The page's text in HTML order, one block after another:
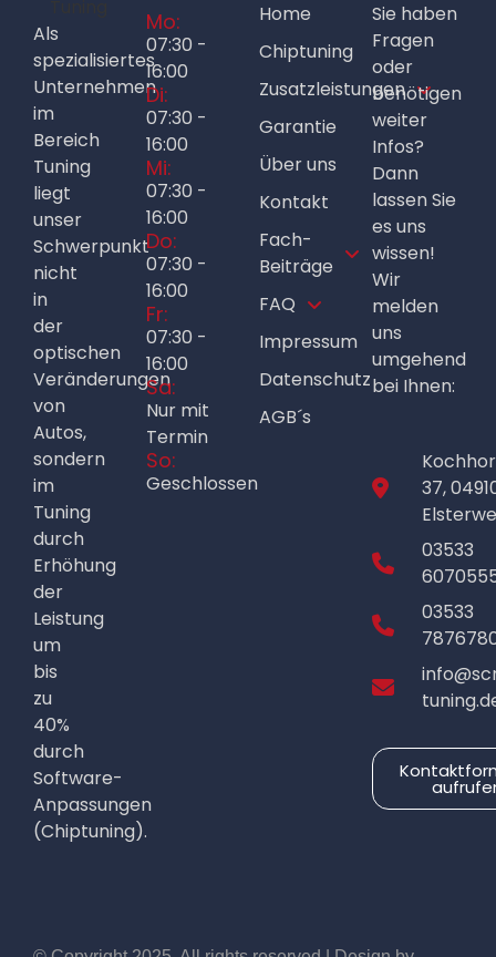
Als
spezialisiertes
Unternehmen
im
Bereich
Tuning
liegt
unser
Schwerpunkt
nicht
in
der
optischen
Veränderungen
von
Autos,
sondern
im
Tuning
durch
Erhöhung
der
Leistung
um
bis
zu
40%
durch
Software-
Anpassungen
(Chiptuning).
Mo:
07:30 -
16:00
Di:
07:30 -
16:00
Mi:
07:30 -
16:00
Do:
07:30 -
16:00
Fr:
07:30 -
16:00
Sa:
Nur mit
Termin
So:
Geschlossen
Home
Chiptuning
Zusatzleistungen
Garantie
Über uns
Kontakt
Fach-
Beiträge
FAQ
Impressum
Datenschutz
AGB´s
Sie haben
Fragen
oder
benötigen
weiter
Infos?
Dann
lassen Sie
es uns
wissen!
Wir
melden
uns
umgehend
bei Ihnen:
37,
03533
03533